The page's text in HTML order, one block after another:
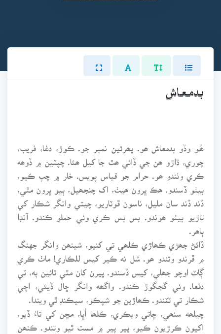
بـدمـعـاش
ھُـو وڏو بدمعاش ھو. پھرئين نمبر جو. ڪوڙ، دغا، فريب،
چوري، ڌاڙو ھن جي ڏائي ھٿ جا کيل ھئا. چپٽين ۾ ڏوھه
ڪري وٺندو ھو. حرام جو قياس پويس. خار ۾ چپ ڪيو،
بيٺو ڏسندو. ھڪ ڀرون ھيٺ، اک چنجھيل، ٻيو ڀرون مٿي،
ڏند ڏند سان مليل، ناسون ڦوٽاريو، چيتي وانگر شڪار کي
تاڙيو بيٺو ھوندو. بس بس ڪري وٺي حملو ڪندو. آنڊا
ٻاھر.
ڏائڻ جھڙي ڪھاڙي ڪلھي تي کنيو، شينھن وانگر جهنگ
۾ ڦرندو وتندو ھو. شل نه ڪير کيس للڪاري! ماٺ ڪري
ڳاٽ اوچو جھلي، کيس ڏسندو. پيرن کان مٿي تائين ٻه، ٽي
دفعا. وٺي گجگوڙ ڪندو. واگھه وانگر ڇال ڏيئي، اچي
شڪار تي ٽٽندو. ڪھاڙين جو شپڪو، سيڪنڊ ٿي ويندا.
چيلھه سنھي، ڇاتي ويڪري، ڪلھا اُڀا، مڇن کي تاءُ ڏيو،
اکيون ڪرڙيون ڪيو، پير پير ۾ مست ٿيو وتندو. ڪنھن